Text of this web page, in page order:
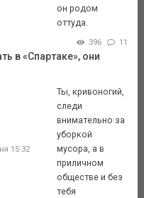
он родом
оттуда.
396 11
в «Спартаке», они
15:32
Ты, кривоногий,
следи
внимательно за
уборкой
мусора, а в
приличном
обществе и без
тебя